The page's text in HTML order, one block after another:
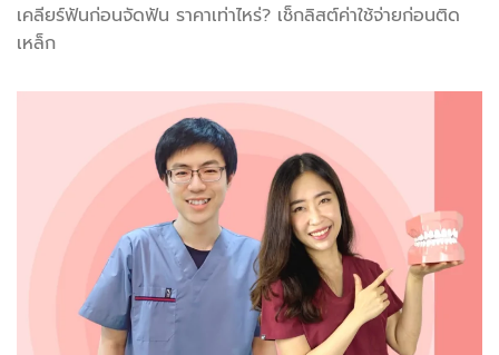
เคลียร์ฟันก่อนจัดฟัน ราคาเท่าไหร่? เช็กลิสต์ค่าใช้จ่ายก่อนติด
เหล็ก